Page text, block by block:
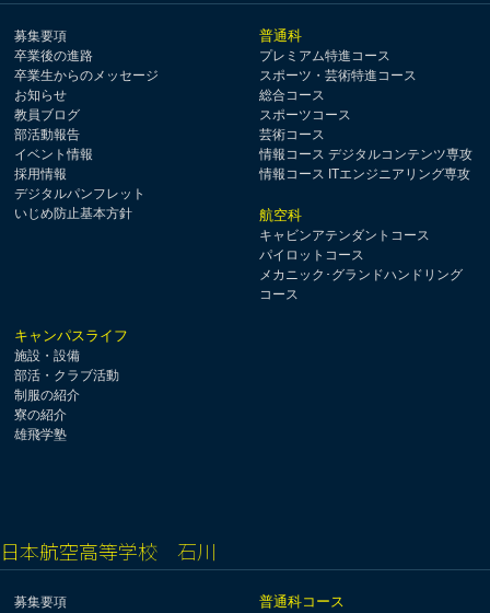
募集要項
卒業後の進路
卒業生からのメッセージ
お知らせ
教員ブログ
部活動報告
イベント情報
採用情報
デジタルパンフレット
いじめ防止基本方針
普通科
プレミアム特進コース
スポーツ・芸術特進コース
総合コース
スポーツコース
芸術コース
情報コース デジタルコンテンツ専攻
情報コース ITエンジニアリング専攻
航空科
キャビンアテンダントコース
パイロットコース
メカニック･グランドハンドリング
コース
キャンパスライフ
施設・設備
部活・クラブ活動
制服の紹介
寮の紹介
雄飛学塾
日本航空高等学校 石川
募集要項
普通科コース